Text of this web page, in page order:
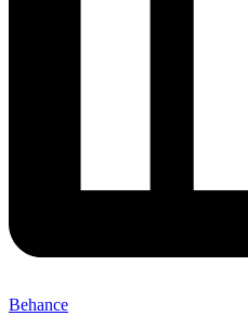
Behance